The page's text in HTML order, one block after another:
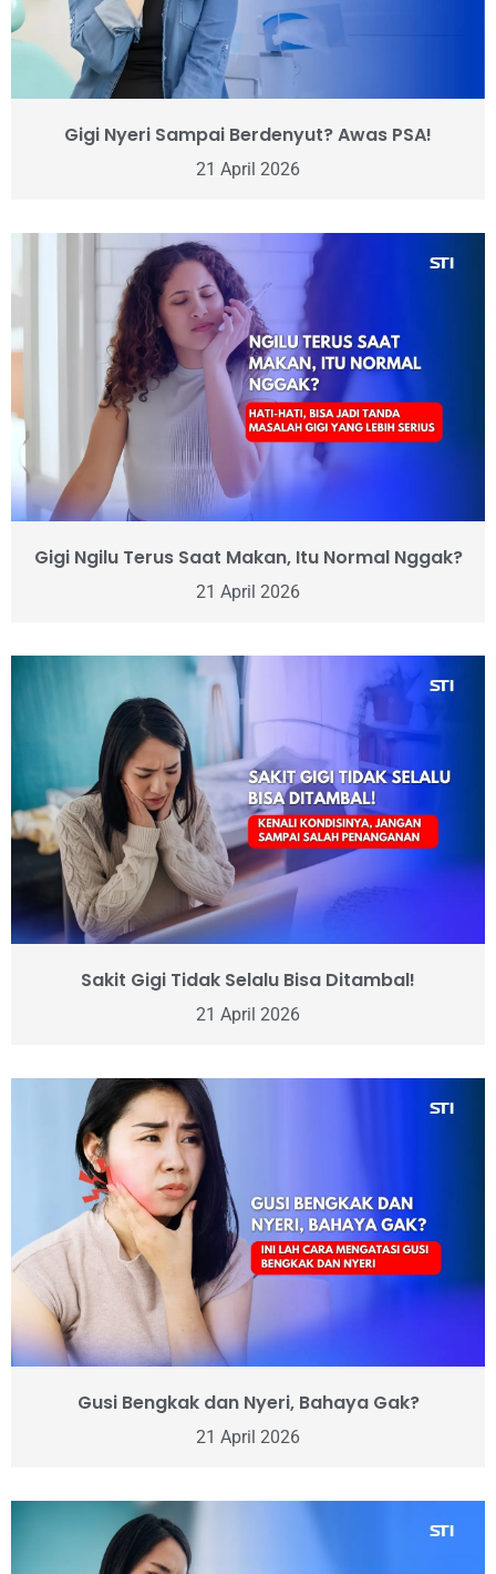
Gigi Nyeri Sampai Berdenyut? Awas PSA!
21 April 2026
Gigi Ngilu Terus Saat Makan, Itu Normal Nggak?
21 April 2026
Sakit Gigi Tidak Selalu Bisa Ditambal!
21 April 2026
Gusi Bengkak dan Nyeri, Bahaya Gak?
21 April 2026